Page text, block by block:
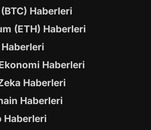
Haberleri
(ETH) Haberleri
Haberleri
Haberleri
Haberleri
Haberleri